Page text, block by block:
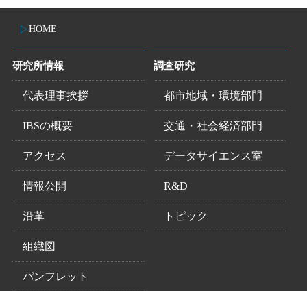
HOME
研究所情報
代表理事挨拶
IBSの概要
アクセス
情報公開
沿革
組織図
パンフレット
調査研究
都市地域・環境部門
交通・社会経済部門
データサイエンス室
R&D
トピック